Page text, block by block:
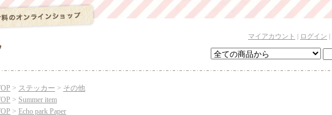
マイアカウント | ログイン |
> ステッカー > その他
> Summer item
> Echo park Paper